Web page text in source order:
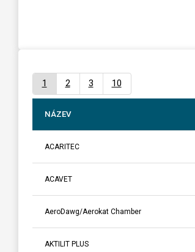
1 2 3 10
NÁZEV
ACARITEC
ACAVET
AeroDawg/Aerokat Chamber
AKTILIT PLUS